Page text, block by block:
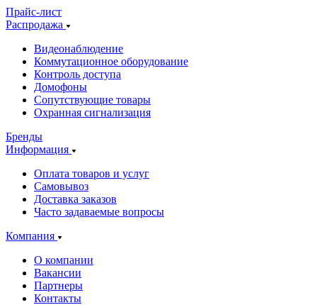
Прайс-лист
Распродажа
Видеонаблюдение
Коммутационное оборудование
Контроль доступа
Домофоны
Сопутствующие товары
Охранная сигнализация
Бренды
Информация
Оплата товаров и услуг
Самовывоз
Доставка заказов
Часто задаваемые вопросы
Компания
О компании
Вакансии
Партнеры
Контакты